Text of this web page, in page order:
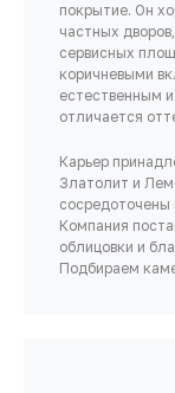
покрытие. Он
частных
сервисных
коричневыми
естественным
отличается
Карьер
Златолит и
сосредоточены
Компания
облицовки и
Подбираем